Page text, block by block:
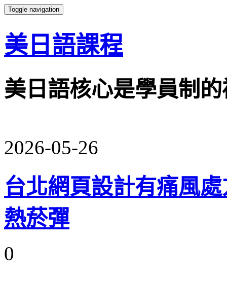
Toggle navigation
美日語課程
美日語核心是學員制
2026-05-26
台北網頁設計有痛風
熱菸彈
0